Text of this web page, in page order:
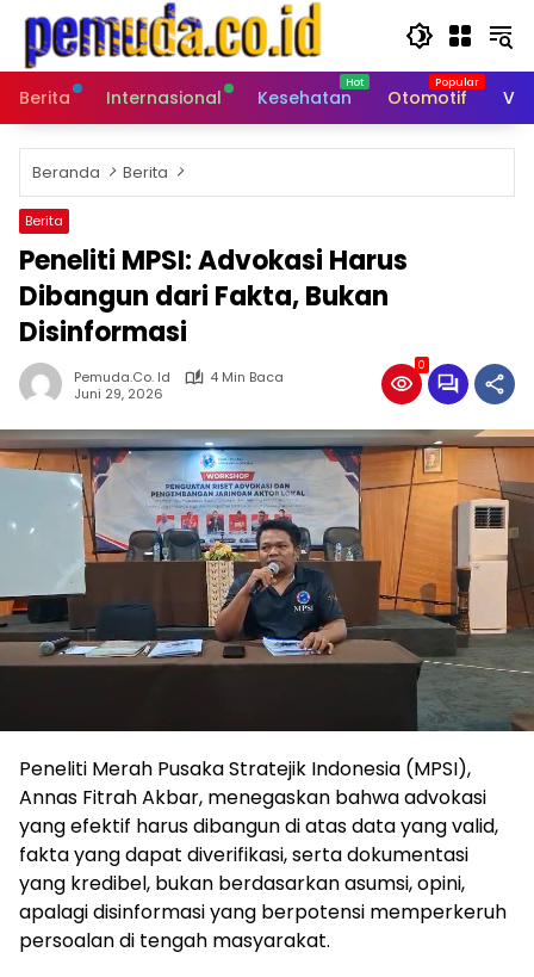
Langsung
konten
Berita
Internasional Kesehatan Otomotif
Beranda Berita
Berita
Peneliti MPSI: Advokasi Harus
Dibangun dari Fakta, Bukan
Disinformasi
Pemuda.co. Id
4 Min Baca
Juni 29, 2026
0
Peneliti Merah Pusaka Stratejik Indonesia (MPSI),
Annas Fitrah Akbar, menegaskan bahwa advokasi
yang efektif harus dibangun di atas data yang valid,
fakta yang dapat diverifikasi, serta dokumentasi
yang kredibel, bukan berdasarkan asumsi, opini,
apalagi disinformasi yang berpotensi memperkeruh
persoalan di tengah masyarakat.